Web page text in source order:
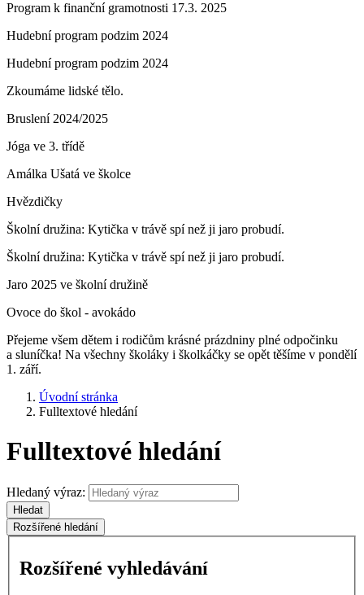
Program k finanční gramotnosti 17.3. 2025
Hudební program podzim 2024
Hudební program podzim 2024
Zkoumáme lidské tělo.
Bruslení 2024/2025
Jóga ve 3. třídě
Amálka Ušatá ve školce
Hvězdičky
Školní družina: Kytička v trávě spí než ji jaro probudí.
Školní družina: Kytička v trávě spí než ji jaro probudí.
Jaro 2025 ve školní družině
Ovoce do škol - avokádo
Přejeme všem dětem i rodičům krásné prázdniny plné odpočinku
a sluníčka! Na všechny školáky i školkáčky se opět těšíme v pondělí
1. září.
Úvodní stránka
Fulltextové hledání
Fulltextové hledání
Hledaný výraz:
Hledat
Rozšířené hledání
Rozšířené vyhledávání